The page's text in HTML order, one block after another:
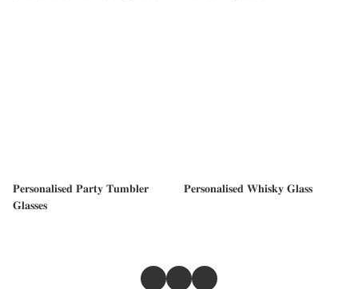
𝐏𝐞𝐫𝐬𝐨𝐧𝐚𝐥𝐢𝐬𝐞𝐝 𝐏𝐚𝐫𝐭𝐲 𝐓𝐮𝐦𝐛𝐥𝐞𝐫
𝐆𝐥𝐚𝐬𝐬𝐞𝐬
𝐏𝐞𝐫𝐬𝐨𝐧𝐚𝐥𝐢𝐬𝐞𝐝 𝐖𝐡𝐢𝐬𝐤𝐲 𝐆𝐥𝐚𝐬𝐬